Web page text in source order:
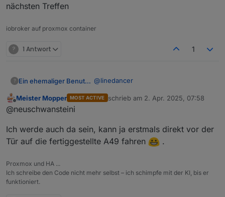
Online: jeden 1. Montag im Monat ab 20:30 -
nächsten Treffen
iobroker auf proxmox container
? 1 Antwort 1
? Ein ehemaliger Benutzer @linedancer
Kleine Erinnerung an alle…
Bad Homburg
Ich werde auf jeden Fall da sein.
Meister Mopper MOST ACTIVE schrieb am 2. Apr. 2025, 07:58
zuletzt editiert von
@neuschwansteini
Ich werde auch da sein, kann ja erstmals direkt vor der
Tür auf die fertiggestellte A49 fahren
.
Proxmox und HA ...
Ich schreibe den Code nicht mehr selbst – ich schimpfe mit der KI, bis er
funktioniert.